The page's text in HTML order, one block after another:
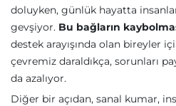
doluyken, günlük hayatta
gevşiyor. Bu bağların
destek arayışında olan bireyler
çevremiz daraldıkça, sorunları
da azalıyor.
Diğer bir açıdan, sanal kumar,